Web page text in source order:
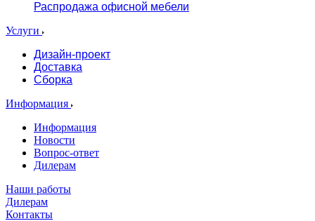
Распродажа офисной мебели
Услуги
Дизайн-проект
Доставка
Сборка
Информация
Информация
Новости
Вопрос-ответ
Дилерам
Наши работы
Дилерам
Контакты